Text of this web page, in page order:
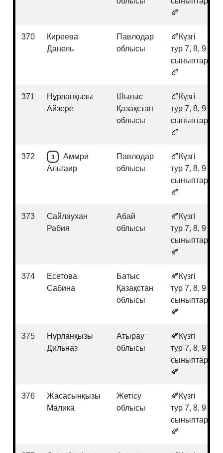
🍂
370
Киреева
Данель
Павлодар
облысы
🍂Күзгі
тур 7, 8, 9
сыныптар
🍂
371
Нұрланқызы
Айзере
Шығыс
Қазақстан
облысы
🍂Күзгі
тур 7, 8, 9
сыныптар
🍂
372 3
Аммри
Альтаир
Павлодар
облысы
🍂Күзгі
тур 7, 8, 9
сыныптар
🍂
373
Сайлаухан
Рабия
Абай
облысы
🍂Күзгі
тур 7, 8, 9
сыныптар
🍂
374
Есетова
Сабина
Батыс
Қазақстан
облысы
🍂Күзгі
тур 7, 8, 9
сыныптар
🍂
375
Нұрланқызы
Дильназ
Атырау
облысы
🍂Күзгі
тур 7, 8, 9
сыныптар
🍂
376
Жасасынқызы
Малика
Жетісу
облысы
🍂Күзгі
тур 7, 8, 9
сыныптар
🍂